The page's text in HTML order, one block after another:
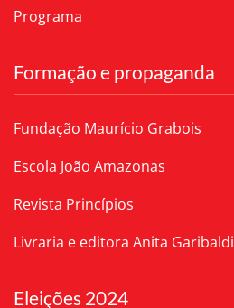
Programa
Formação e propaganda
Fundação Maurício Grabois
Escola João Amazonas
Revista Princípios
Livraria e editora Anita Garibaldi
Eleições 2024